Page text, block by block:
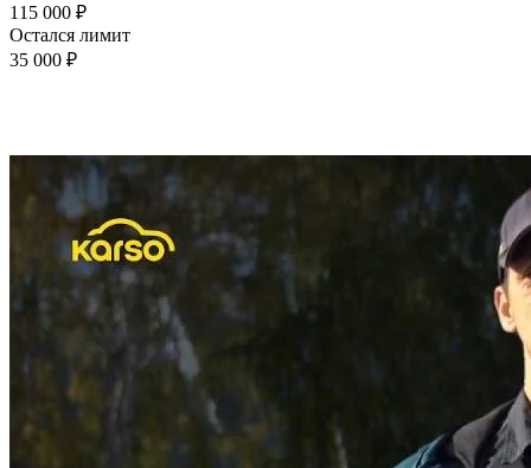
115 000 ₽
Остался лимит
35 000 ₽